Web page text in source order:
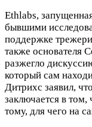
Ethlabs,
бывшими
поддержке
также основателя
разжегло
который сам
Дитрихс заявил,
заключается в том,
тому, для чего на